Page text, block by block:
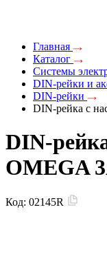
Главная
Каталог
Системы
DIN-рейки и
DIN-рейки
DIN-рейка с
DIN-
OMEGA
Код: 02145R